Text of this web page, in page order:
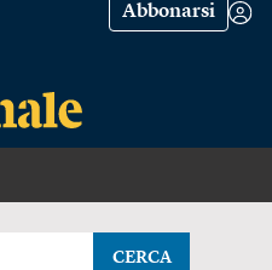
Abbonarsi
CERCA